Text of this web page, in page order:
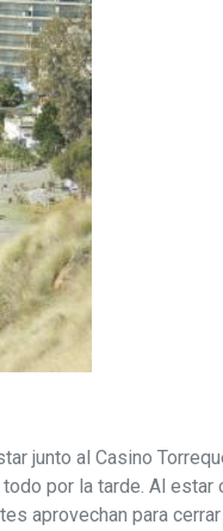
junto al Casino
por la tarde. Al
aprovechan para